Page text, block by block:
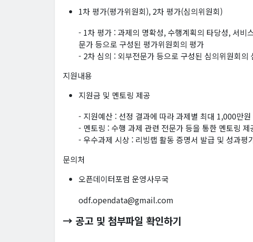
1차 평가(평가위원회), 2차 평가(심의위원회)
- 1차 평가 : 과제의 명확성, 수행계획의 타당성, 서비
문가 등으로 구성된 평가위원회의 평가
- 2차 심의 : 외부전문가 등으로 구성된 심의위원회의
지원내용
지원금 및 멘토링 제공
- 지원예산 : 선정 결과에 따라 과제별 최대 1,000만
- 멘토링 : 수행 과제 관련 전문가 등을 통한 멘토링 제
- 우수과제 시상 : 리빙랩 활동 증명서 발급 및 성과평
문의처
오픈데이터포럼 운영사무국
odf.opendata@gmail.com
→ 공고 및 첨부파일 확인하기